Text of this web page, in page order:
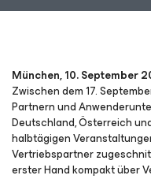
HRE
München, 10. September
Zwischen dem 17.
Partnern und
Deutschland, Österreich
halbtägigen
Vertriebspartner
erster Hand kompakt über